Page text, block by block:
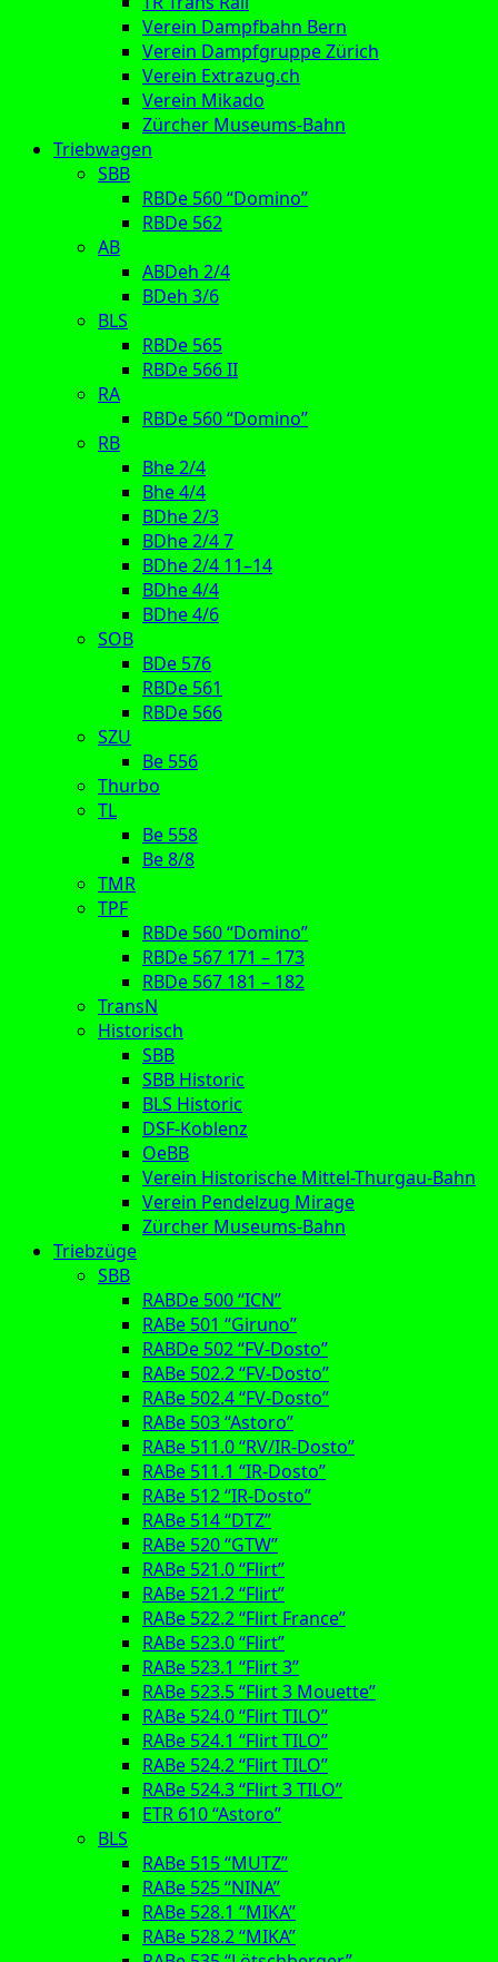
Verein Dampfbahn Bern
Verein Dampfgruppe Zürich
Verein Extrazug.ch
Verein Mikado
Zürcher Museums-Bahn
Triebwagen
SBB
RBDe 560 “Domino”
RBDe 562
AB
ABDeh 2/4
BDeh 3/6
BLS
RBDe 565
RBDe 566 II
RA
RBDe 560 “Domino”
RB
Bhe 2/4
Bhe 4/4
BDhe 2/3
BDhe 2/4 7
BDhe 2/4 11–14
BDhe 4/4
BDhe 4/6
SOB
BDe 576
RBDe 561
RBDe 566
SZU
Be 556
Thurbo
TL
Be 558
Be 8/8
TMR
TPF
RBDe 560 “Domino”
RBDe 567 171 – 173
RBDe 567 181 – 182
TransN
Historisch
SBB
SBB Historic
BLS Historic
DSF-Koblenz
OeBB
Verein Historische Mittel-Thurgau-Bahn
Verein Pendelzug Mirage
Zürcher Museums-Bahn
Triebzüge
SBB
RABDe 500 “ICN”
RABe 501 “Giruno”
RABDe 502 “FV-Dosto”
RABe 502.2 “FV-Dosto”
RABe 502.4 “FV-Dosto”
RABe 503 “Astoro”
RABe 511.0 “RV/IR-Dosto”
RABe 511.1 “IR-Dosto”
RABe 512 “IR-Dosto”
RABe 514 “DTZ”
RABe 520 “GTW”
RABe 521.0 “Flirt”
RABe 521.2 “Flirt”
RABe 522.2 “Flirt France”
RABe 523.0 “Flirt”
RABe 523.1 “Flirt 3”
RABe 523.5 “Flirt 3 Mouette”
RABe 524.0 “Flirt TILO”
RABe 524.1 “Flirt TILO”
RABe 524.2 “Flirt TILO”
RABe 524.3 “Flirt 3 TILO”
ETR 610 “Astoro”
BLS
RABe 515 “MUTZ”
RABe 525 “NINA”
RABe 528.1 “MIKA”
RABe 528.2 “MIKA”